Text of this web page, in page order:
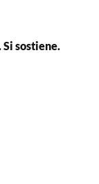
sostiene.